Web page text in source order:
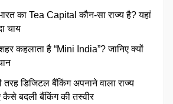
का Tea Capital कौन-सा राज्य है? यहां
चाय
कहलाता है “Mini India”? जानिए क्यों
तरह डिजिटल बैंकिंग अपनाने वाला राज्य
कैसे बदली बैंकिंग की तस्वीर